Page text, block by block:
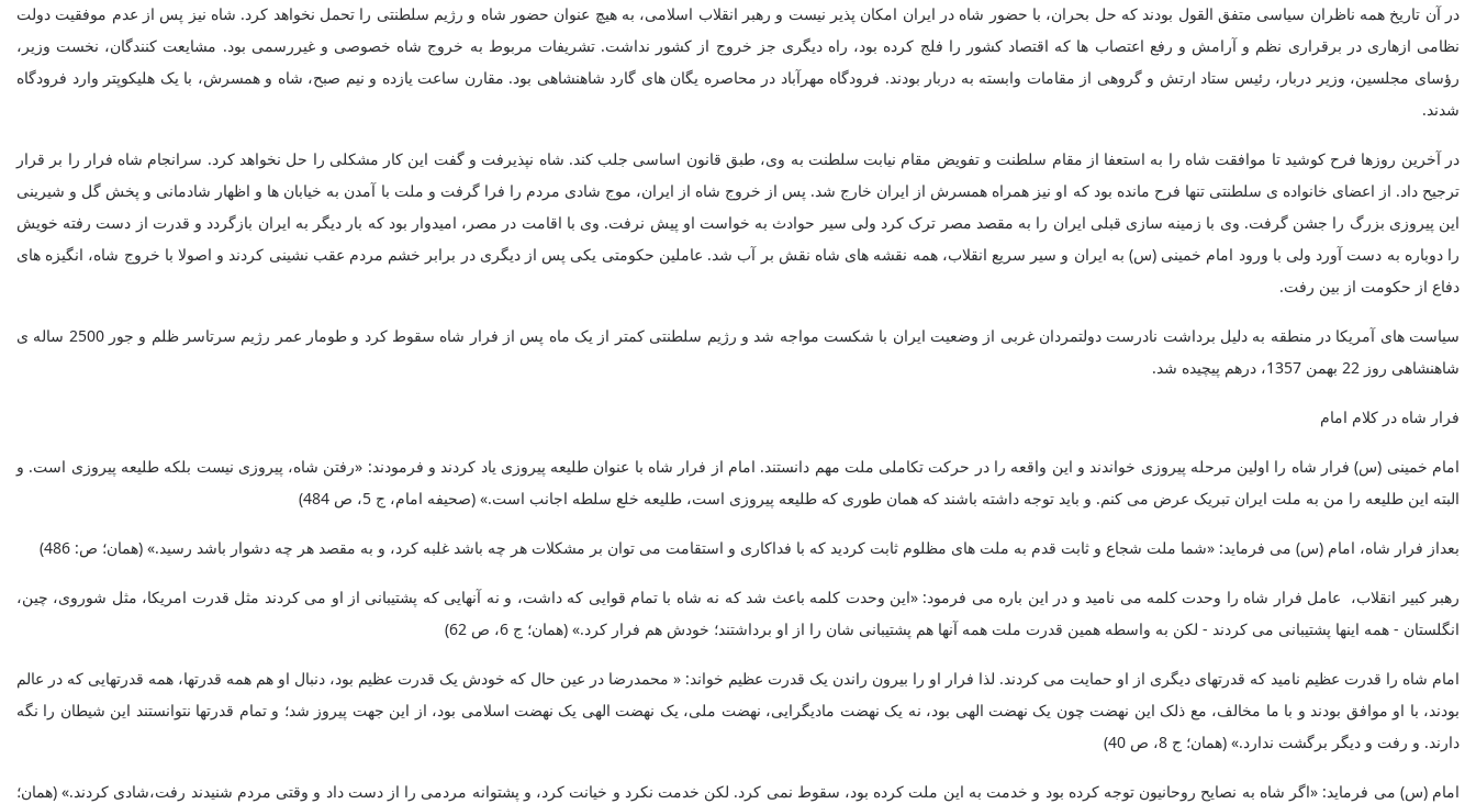
در آن تاریخ همه ناظران سیاسی متفق القول بودند که حل بحران، با حضور شاه در ایران امکان پذیر نیست و رهبر انقلاب اسلامی، به هیچ عنوان حضور شاه و رژیم سلطنتی را تحمل نخواهد کرد. شاه نیز پس از عدم موفقیت دولت
نظامی ازهاری در برقراری نظم و آرامش و رفع اعتصاب ها که اقتصاد کشور را فلج کرده بود، راه دیگری جز خروج از کشور نداشت. تشریفات مربوط به خروج شاه خصوصی و غیررسمی بود. مشایعت کنندگان، نخست وزیر،
رؤسای مجلسین، وزیر دربار، رئیس ستاد ارتش و گروهی از مقامات وابسته به دربار بودند. فرودگاه مهرآباد در محاصره یگان های گارد شاهنشاهی بود. مقارن ساعت یازده و نیم صبح، شاه و همسرش، با یک هلیکوپتر وارد فرودگاه
شدند.
در آخرین روزها فرح کوشید تا موافقت شاه را به استعفا از مقام سلطنت و تفویض مقام نیابت سلطنت به وی، طبق قانون اساسی جلب کند. شاه نپذیرفت و گفت این کار مشکلی را حل نخواهد کرد. سرانجام شاه فرار را بر قرار
ترجیح داد. از اعضای خانواده ی سلطنتی تنها فرح مانده بود که او نیز همراه همسرش از ایران خارج شد. پس از خروج شاه از ایران، موج شادی مردم را فرا گرفت و ملت با آمدن به خیابان ها و اظهار شادمانی و پخش گل و شیرینی
این پیروزی بزرگ را جشن گرفت. وی با زمینه سازی قبلی ایران را به مقصد مصر ترک کرد ولی سیر حوادث به خواست او پیش نرفت. وی با اقامت در مصر، امیدوار بود که بار دیگر به ایران بازگردد و قدرت از دست رفته خویش
را دوباره به دست آورد ولی با ورود امام خمینی (س) به ایران و سیر سریع انقلاب، همه نقشه های شاه نقش بر آب شد. عاملین حکومتی یکی پس از دیگری در برابر خشم مردم عقب نشینی کردند و اصولا با خروج شاه، انگیزه های
دفاع از حکومت از بین رفت.
سیاست های آمریکا در منطقه به دلیل برداشت نادرست دولتمردان غربی از وضعیت ایران با شکست مواجه شد و رژیم سلطنتی کمتر از یک ماه پس از فرار شاه سقوط کرد و طومار عمر رژیم سرتاسر ظلم و جور 2500 ساله ی
شاهنشاهی روز 22 بهمن 1357، درهم پیچیده شد.
فرار شاه در کلام امام
امام خمینی (س) فرار شاه را اولین مرحله پیروزی خواندند و این واقعه را در حرکت تکاملی ملت مهم دانستند. امام از فرار شاه با عنوان طلیعه پیروزی یاد کردند و فرمودند: «رفتن شاه، پیروزی نیست بلکه طلیعه پیروزی است. و
البته این طلیعه را من به ملت ایران تبریک عرض می‌ کنم. و باید توجه داشته باشند که همان طوری که طلیعه پیروزی است، طلیعه خلع سلطه اجانب است‌.» (صحیفه امام، ج ‌5، ص 484)
بعداز فرار شاه، امام (س) می فرماید: «شما ملت شجاع و ثابت قدم به ملت های مظلوم ثابت کردید که با فداکاری و استقامت می‌ توان بر مشکلات هر چه باشد غلبه کرد، و به مقصد هر چه دشوار باشد رسید.» (همان؛ ص: 486)
رهبر کبیر انقلاب، عامل فرار شاه را وحدت کلمه می نامید و در این باره می فرمود: «این وحدت کلمه باعث شد که نه شاه با تمام قوایی که داشت، و نه آنهایی که پشتیبانی از او می‌ کردند مثل قدرت امریکا، مثل شوروی، چین،
انگلستان - همه اینها پشتیبانی می‌ کردند - لکن به واسطه همین قدرت ملت همه آنها هم پشتیبانی شان را از او برداشتند؛ خودش هم فرار کرد.» (همان؛ ج ‌6، ص 62)
امام شاه را قدرت عظیم نامید که قدرتهای دیگری از او حمایت می کردند. لذا فرار او را بیرون راندن یک قدرت عظیم خواند: « محمدرضا در عین حال که خودش یک قدرت عظیم بود، دنبال او هم همه قدرتها، همه قدرتهایی که در عالم
بودند، با او موافق بودند و با ما مخالف، مع ذلک این نهضت چون یک نهضت الهی بود، نه یک نهضت مادیگرایی، نهضت ملی، یک نهضت الهی یک نهضت اسلامی بود، از این جهت پیروز شد؛ و تمام قدرتها نتوانستند این شیطان را نگه
دارند. و رفت و دیگر برگشت ندارد.» (همان؛ ج 8، ص 40)
امام (س) می فرماید: «اگر شاه به نصایح روحانیون توجه کرده بود و خدمت به این ملت کرده بود، سقوط نمی‌ کرد. لکن خدمت نکرد و خیانت کرد، و پشتوانه مردمی را از دست داد و وقتی مردم شنیدند رفت،شادی کردند.» (همان؛